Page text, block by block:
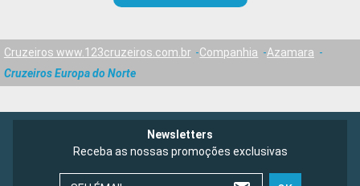
Cruzeiros www.123cruzeiros.com.br Companhia
Azamara
Cruzeiros Europa do Norte
Newsletters
Receba as nossas promoções exclusivas